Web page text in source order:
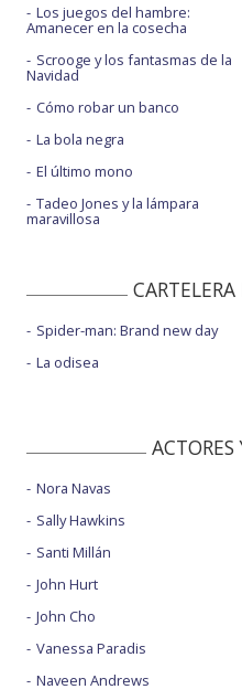
Los juegos del hambre:
Amanecer en la cosecha
Scrooge y los fantasmas de la
Navidad
Cómo robar un banco
La bola negra
El último mono
Tadeo Jones y la lámpara
maravillosa
Spider-man: Brand new day
La odisea
ACTORES
Nora Navas
Sally Hawkins
Santi Millán
John Hurt
John Cho
Vanessa Paradis
Naveen Andrews